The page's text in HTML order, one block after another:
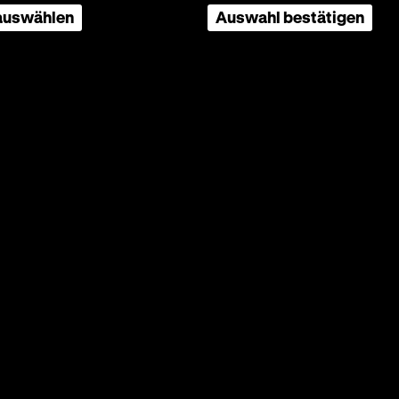
Auswahl bestätigen